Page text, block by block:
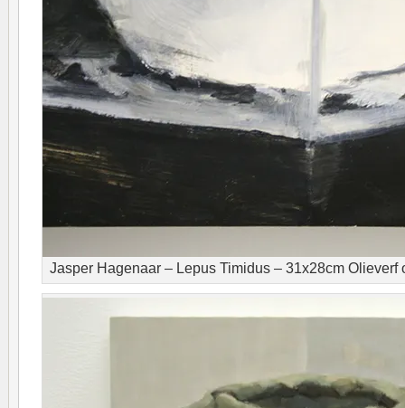
Jasper Hagenaar – Lepus Timidus – 31x28cm